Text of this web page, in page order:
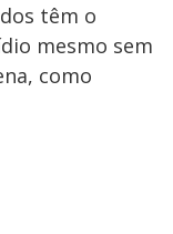
têm o
mesmo sem
como